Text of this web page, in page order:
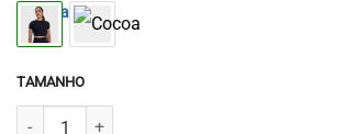
TAMANHO
Blusa Cropped Resiliência Preto quantidade